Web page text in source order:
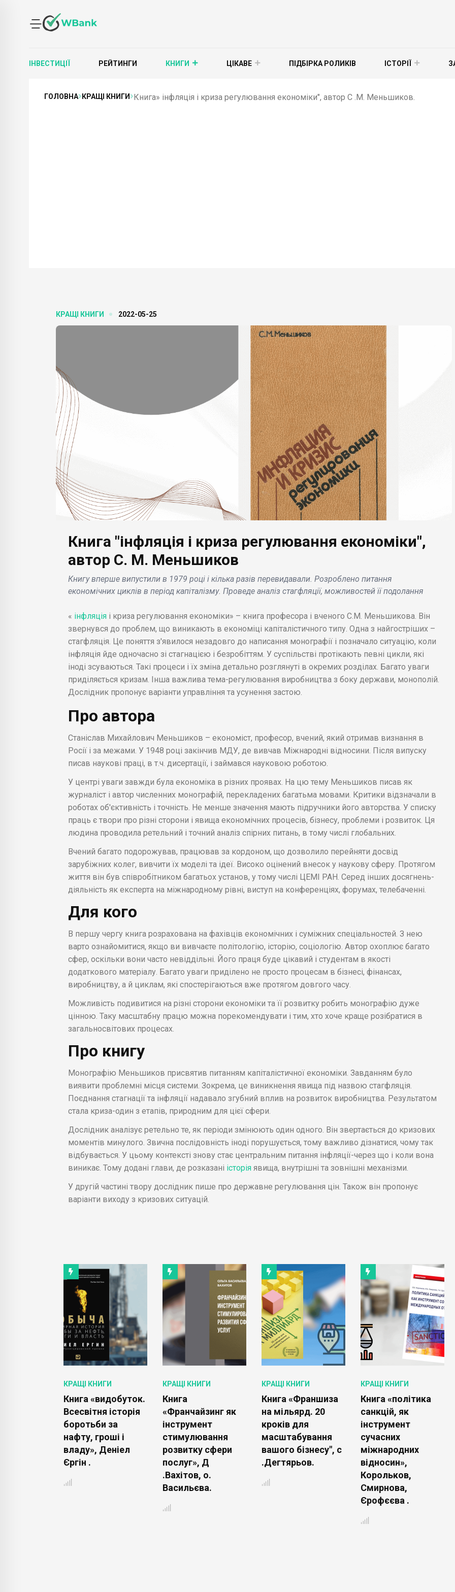
ІНВЕСТИЦІЇ РЕЙТИНГИ КНИГИ ЦІКАВЕ ПІДБІРКА РОЛИКІВ ІСТОРІЇ
ГОЛОВНА КРАЩІ КНИГИ Книга» інфляція і криза регулювання економіки", автор С .М. Меньшиков.
КРАЩІ КНИГИ 2022-05-25
Книга "інфляція і криза регулювання економіки",
автор С. М. Меньшиков
Книгу вперше випустили в 1979 році і кілька разів перевидавали. Розроблено питання
економічних циклів в період капіталізму. Проведе аналіз стагфляції, можливостей її подолання
« інфляція і криза регулювання економіки» – книга професора і вченого С.М. Меньшикова. Він
звернувся до проблем, що виникають в економіці капіталістичного типу. Одна з найгостріших –
стагфляція. Це поняття з'явилося незадовго до написання монографії і позначало ситуацію, коли
інфляція йде одночасно зі стагнацією і безробіттям. У суспільстві протікають певні цикли, які
іноді зсуваються. Такі процеси і їх зміна детально розглянуті в окремих розділах. Багато уваги
приділяється кризам. Інша важлива тема-регулювання виробництва з боку держави, монополій.
Дослідник пропонує варіанти управління та усунення застою.
Про автора
Станіслав Михайлович Меньшиков – економіст, професор, вчений, який отримав визнання в
Росії і за межами. У 1948 році закінчив МДУ, де вивчав Міжнародні відносини. Після випуску
писав наукові праці, в т.ч. дисертації, і займався науковою роботою.
У центрі уваги завжди була економіка в різних проявах. На цю тему Меньшиков писав як
журналіст і автор численних монографій, перекладених багатьма мовами. Критики відзначали в
роботах об'єктивність і точність. Не менше значення мають підручники його авторства. У списку
праць є твори про різні сторони і явища економічних процесів, бізнесу, проблеми і розвиток. Ця
людина проводила ретельний і точний аналіз спірних питань, в тому числі глобальних.
Вчений багато подорожував, працював за кордоном, що дозволило перейняти досвід
зарубіжних колег, вивчити їх моделі та ідеї. Високо оцінений внесок у наукову сферу. Протягом
життя він був співробітником багатьох установ, у тому числі ЦЕМІ РАН. Серед інших досягнень-
діяльність як експерта на міжнародному рівні, виступ на конференціях, форумах, телебаченні.
Для кого
В першу чергу книга розрахована на фахівців економічних і суміжних спеціальностей. З нею
варто ознайомитися, якщо ви вивчаєте політологію, історію, соціологію. Автор охоплює багато
сфер, оскільки вони часто невіддільні. Його праця буде цікавий і студентам в якості
додаткового матеріалу. Багато уваги приділено не просто процесам в бізнесі, фінансах,
виробництву, а й циклам, які спостерігаються вже протягом довгого часу.
Можливість подивитися на різні сторони економіки та її розвитку робить монографію дуже
цінною. Таку масштабну працю можна порекомендувати і тим, хто хоче краще розібратися в
загальносвітових процесах.
Про книгу
Монографію Меньшиков присвятив питанням капіталістичної економіки. Завданням було
виявити проблемні місця системи. Зокрема, це виникнення явища під назвою стагфляція.
Поєднання стагнації та інфляції надавало згубний вплив на розвиток виробництва. Результатом
стала криза-один з етапів, природним для цієї сфери.
Дослідник аналізує ретельно те, як періоди змінюють один одного. Він звертається до кризових
моментів минулого. Звична послідовність іноді порушується, тому важливо дізнатися, чому так
відбувається. У цьому контексті знову стає центральним питання інфляції-через що і коли вона
виникає. Тому додані глави, де розказані історія явища, внутрішні та зовнішні механізми.
У другій частині твору дослідник пише про державне регулювання цін. Також він пропонує
варіанти виходу з кризових ситуацій.
КРАЩІ КНИГИ
Книга «видобуток.
Всесвітня історія
боротьби за
нафту, гроші і
владу», Деніел
Єргін .
КРАЩІ КНИГИ
Книга
«Франчайзинг як
інструмент
стимулювання
розвитку сфери
послуг», Д
.Вахітов, о.
Васильєва.
КРАЩІ КНИГИ
Книга «Франшиза
на мільярд. 20
кроків для
масштабування
вашого бізнесу", с
.Дегтярьов.
КРАЩІ КНИГИ
Книга «політика
санкцій, як
інструмент
сучасних
міжнародних
відносин»,
Корольков,
Смирнова,
Єрофєєва .
Rio Tinto інвестує
додаткові 600 млн.
доларів в активи
енергетики .
БІЗНЕС НОВИНИ
Google Meet копіює
функцію Zoom, що
вмикати звук .
БІЗНЕС НОВИНИ
Netflix тестує новий
за передачу пароля .